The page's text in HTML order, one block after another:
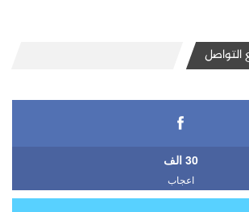
التواصل
30 الف
اعجاب